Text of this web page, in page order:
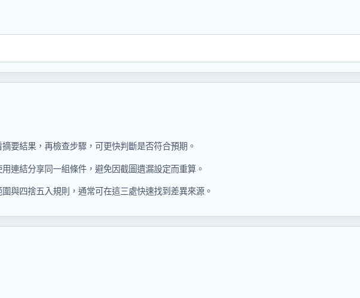
要結果，再檢查步驟，可更快判斷是否符合預期。
連結分享同一組條件，避免因截圖遺漏設定而重算。
與四捨五入規則，通常可在這三處快速找到差異來源。